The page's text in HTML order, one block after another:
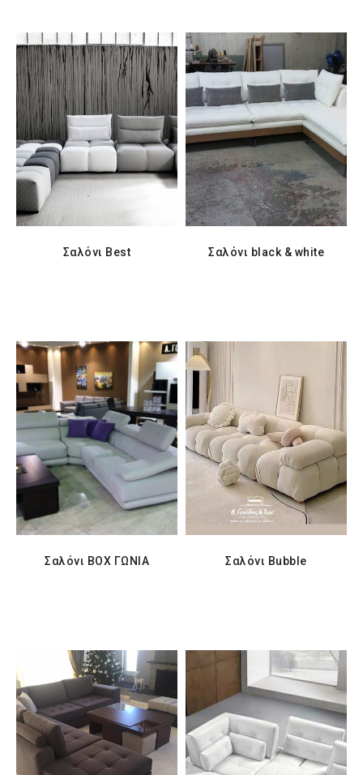
Σαλόνι Best Σαλόνι black & white
Σαλόνι BOX ΓΩΝΙΑ Σαλόνι Bubble